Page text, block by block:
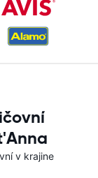
v krajine